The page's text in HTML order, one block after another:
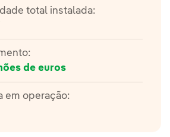
total instalada:
de euros
em operação: